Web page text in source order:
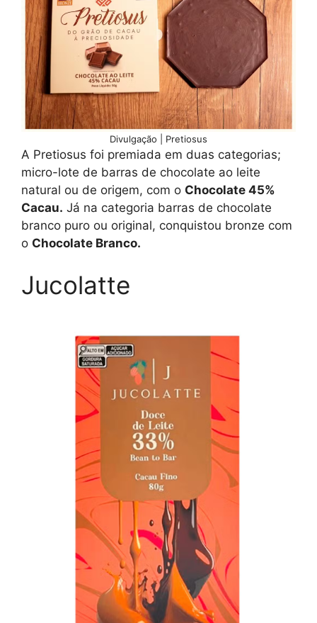
Divulgação | Pretiosus
A Pretiosus foi premiada em duas categorias;
micro-lote de barras de chocolate ao leite
natural ou de origem, com o Chocolate 45%
Cacau. Já na categoria barras de chocolate
branco puro ou original, conquistou bronze com
o Chocolate Branco.
Jucolatte